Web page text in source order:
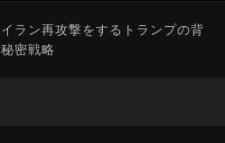
ラン再攻撃をするトランプの背
密戦略